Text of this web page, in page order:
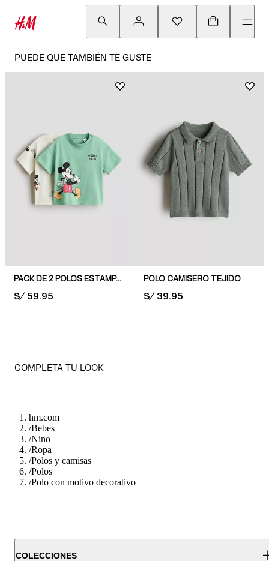
PUEDE QUE TAMBIÉN TE GUSTE
PACK DE 2 POLOS ESTAMPADOS
PRICE:
S/ 59.95
POLO CAMISERO TEJIDO
PRICE:
S/ 39.95
COMPLETA TU LOOK
hm.com
/Bebes
/Nino
/Ropa
/Polos y camisas
/Polos
/Polo con motivo decorativo
COLECCIONES